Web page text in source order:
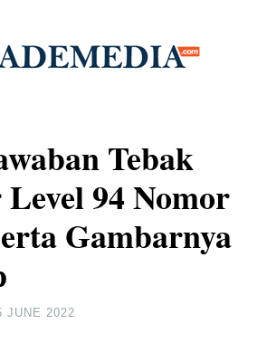
Tebak
94 Nomor
Gambarnya
JUNE 2022